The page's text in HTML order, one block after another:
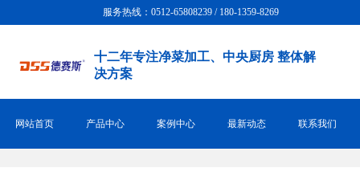
服务热线：0512-65808239 / 180-1359-8269
十二年专注净菜加工、中央厨房 整体解
决方案
网站首页 产品中心 案例中心 最新动态 联系我们